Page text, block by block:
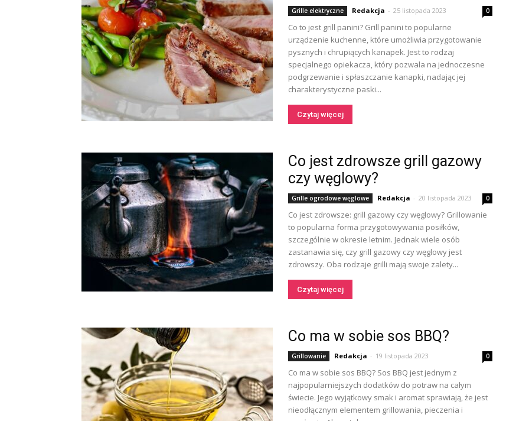
Grille elektryczne Redakcja - 25 listopada 2023 0
Co to jest grill panini? Grill panini to popularne
urządzenie kuchenne, które umożliwia przygotowanie
pysznych i chrupiących kanapek. Jest to rodzaj
specjalnego opiekacza, który pozwala na jednoczesne
podgrzewanie i spłaszczanie kanapki, nadając jej
charakterystyczne paski...
Czytaj więcej
Co jest zdrowsze grill gazowy
czy węglowy?
Grille ogrodowe węglowe Redakcja - 20 listopada 2023 0
Co jest zdrowsze: grill gazowy czy węglowy? Grillowanie
to popularna forma przygotowywania posiłków,
szczególnie w okresie letnim. Jednak wiele osób
zastanawia się, czy grill gazowy czy węglowy jest
zdrowszy. Oba rodzaje grilli mają swoje zalety...
Czytaj więcej
Co ma w sobie sos BBQ?
Grillowanie Redakcja - 19 listopada 2023 0
Co ma w sobie sos BBQ? Sos BBQ jest jednym z
najpopularniejszych dodatków do potraw na całym
świecie. Jego wyjątkowy smak i aromat sprawiają, że jest
nieodłącznym elementem grillowania, pieczenia i